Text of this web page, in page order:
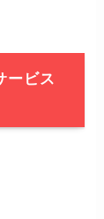
ービス